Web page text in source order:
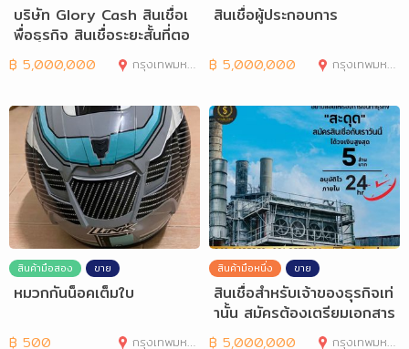
บริษัท Glory Cash สินเชื่อเ
พื่อธุรกิจ สินเชื่อระยะสั้นที่ตอ
฿ 5,000,000 กรุงเทพมหานคร
สินเชื่อผู้ประกอบการ
฿ 5,000,000 กรุงเทพมหานคร
สินค้ามือสอง ขาย
หมวกกันน็อคเต็มใบ
฿ 500 กรุงเทพมหานคร
สินค้ามือหนึ่ง ขาย
สินเชื่อสำหรับเจ้าของธุรกิจเท่
านั้น สมัครต้องเตรียมเอกสาร
อะ
฿ 5,000,000 กรุงเทพมหานคร